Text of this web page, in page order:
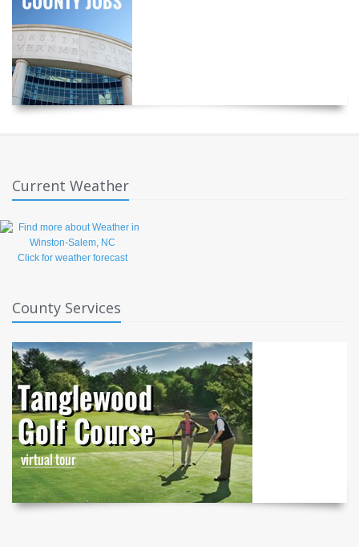
Current Weather
Click for weather forecast
County Services